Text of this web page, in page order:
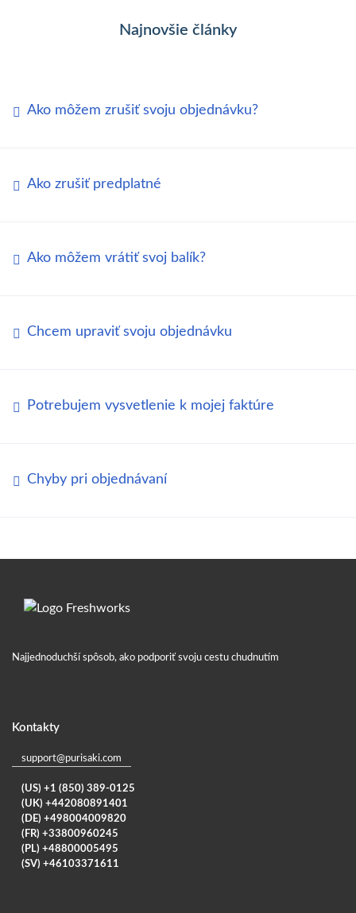
Najnovšie články
Ako môžem zrušiť svoju objednávku?
Ako zrušiť predplatné
Ako môžem vrátiť svoj balík?
Chcem upraviť svoju objednávku
Potrebujem vysvetlenie k mojej faktúre
Chyby pri objednávaní
Najjednoduchší spôsob, ako podporiť svoju cestu chudnutím
Kontakty
support@purisaki.com
(US) +1 (850) 389-0125
(UK) +442080891401
(DE) +498004009820
(FR) +33800960245
(PL) +48800005495
(SV) +46103371611